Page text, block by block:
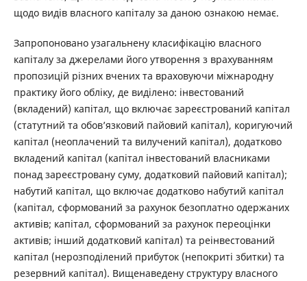
щодо видів власного капіталу за даною ознакою немає.
Запропоновано узагальнену класифікацію власного
капіталу за джерелами його утворення з врахуванням
пропозицій різних вчених та враховуючи міжнародну
практику його обліку, де виділено: інвестований
(вкладений) капітал, що включає зареєстрований капітал
(статутний та обов’язковий пайовий капітал), коригуючий
капітал (неоплачений та вилучений капітал), додатково
вкладений капітал (капітал інвестований власниками
понад зареєстровану суму, додатковий пайовий капітал);
набутий капітал, що включає додатково набутий капітал
(капітал, сформований за рахунок безоплатно одержаних
активів; капітал, сформований за рахунок переоцінки
активів; інший додатковий капітал) та реінвестований
капітал (нерозподілений прибуток (непокриті збитки) та
резервний капітал). Вищенаведену структуру власного